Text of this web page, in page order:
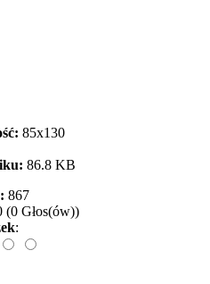
85x130
86.8 KB
867
(0 Głos(ów))
: